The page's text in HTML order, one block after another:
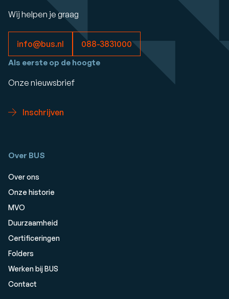
Wij helpen je graag
info@bus.nl 088-3831000
Als eerste op de hoogte
Onze nieuwsbrief
Inschrijven
Over BUS
Over ons
Onze historie
MVO
Duurzaamheid
Certificeringen
Folders
Werken bij BUS
Contact